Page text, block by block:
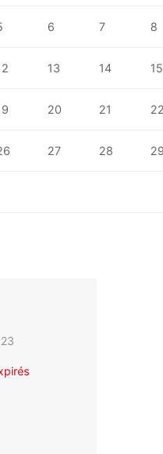
6 7 8
13 14 15
20 21
27 28